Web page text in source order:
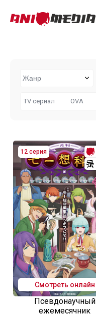
TV сериал OVA
12 серия
Смотреть онлайн
Псевдонаучный
ежемесячник